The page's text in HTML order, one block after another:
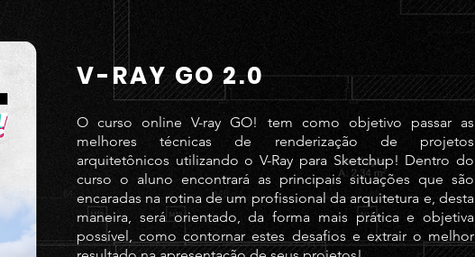
V-RAY GO 2.0
O curso online V-ray GO! tem como objetivo passar as
melhores técnicas de renderização de projetos
arquitetônicos utilizando o V-Ray para Sketchup! Dentro do
curso o aluno encontrará as principais situações que são
encaradas na rotina de um profissional da arquitetura e, desta
maneira, será orientado, da forma mais prática e objetiva
possível, como contornar estes desafios e extrair o melhor